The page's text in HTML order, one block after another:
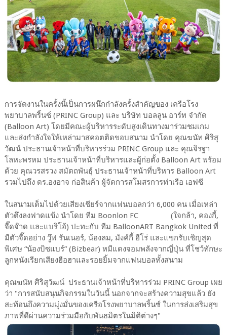
การจัดงานในครั้งนี้เป็นการผนึกกำลังครั้งสำคัญของ เครือโรง
พยาบาลพริ้นซ์ (PRINC Group) และ บริษัท บอลลูน อาร์ท จำกัด
(Balloon Art) โดยมีคณะผู้บริหารระดับสูงเดินทางมาร่วมชมเกม
และส่งกำลังใจให้เหล่ามาสคอตติดขอบสนาม นำโดย คุณฆนัท ศิริสุ
วัฒน์ ประธานเจ้าหน้าที่บริหารร่วม PRINC Group และ คุณจิรฐา
โลหะพรหม ประธานเจ้าหน้าที่บริหารและผู้ก่อตั้ง Balloon Art พร้อม
ด้วย คุณวรสรวง สมัตถพันธุ์ ประธานเจ้าหน้าที่บริหาร Balloon Art
รวมไปถึง ดร.องอาจ ก่อสินค้า ผู้จัดการสโมสรการท่าเรือ เอฟซี
ในสนามเต็มไปด้วยเสียงเชียร์จากแฟนบอลกว่า 6,000 คน เมื่อเหล่า
ตัวตึงลงฟาดแข้ง นำโดย ทีม Boonlon FC (ใจกล้า, คองกี้,
จี๊ดจ๊าด และแบริโอ้) ปะทะกับ ทีม BalloonART Bangkok United ที่
มีตัวจี๊ดอย่าง วู๊ฟ รันเนอร์, น้องลม, มังค์กี้ ฮีโร่ และแขกรับเชิญสุด
พิเศษ “น้องบิซแบร์” (Bizbear) หมีแดงจอมพลังจากญี่ปุ่น ที่โชว์ทักษะ
ลูกหนังเรียกเสียงฮือฮาและรอยยิ้มจากแฟนบอลทั้งสนาม
คุณฆนัท ศิริสุวัฒน์ ประธานเจ้าหน้าที่บริหารร่วม PRINC Group เผย
ว่า "การสนับสนุนกิจกรรมในวันนี้ นอกจากจะสร้างความสุขแล้ว ยัง
สะท้อนถึงความมุ่งมั่นของเครือโรงพยาบาลพริ้นซ์ ในการส่งเสริมสุข
ภาพที่ดีผ่านความร่วมมือกับพันธมิตรในมิติต่างๆ"